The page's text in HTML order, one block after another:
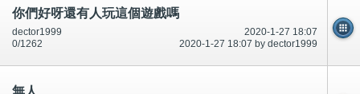
你們好呀還有人玩這個遊戲嗎
2020-1-27 18:07
dector1999
2020-1-27 18:07 by dector1999
0/1262
無人